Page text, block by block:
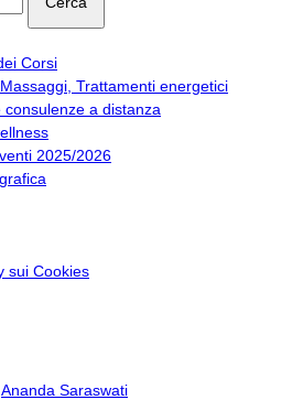
Corsi
Trattamenti energetici
consulenze a distanza
2025/2026
sui Cookies
Ananda Saraswati